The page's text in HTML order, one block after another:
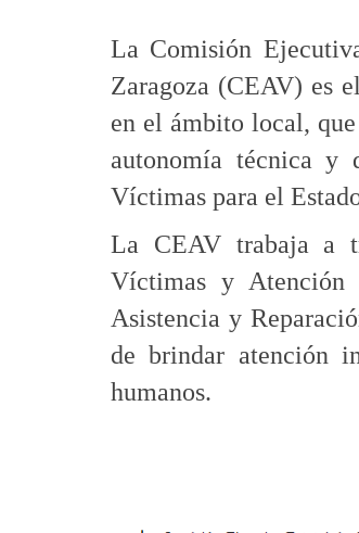
La Comisión
Zaragoza (CEAV) es
en el ámbito local,
autonomía técnica y
Víctimas para el
La CEAV trabaja a
Víctimas y Atención
Asistencia y
de brindar atención
humanos.